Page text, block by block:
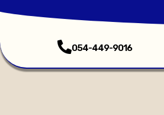
054-449-9016